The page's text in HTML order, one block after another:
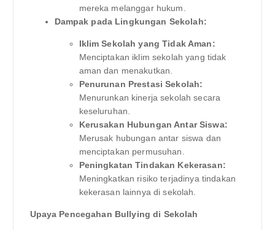
mereka melanggar hukum.
Dampak pada Lingkungan Sekolah:
Iklim Sekolah yang Tidak Aman:
Menciptakan iklim sekolah yang tidak
aman dan menakutkan.
Penurunan Prestasi Sekolah:
Menurunkan kinerja sekolah secara
keseluruhan.
Kerusakan Hubungan Antar Siswa:
Merusak hubungan antar siswa dan
menciptakan permusuhan.
Peningkatan Tindakan Kekerasan:
Meningkatkan risiko terjadinya tindakan
kekerasan lainnya di sekolah.
Upaya Pencegahan Bullying di Sekolah